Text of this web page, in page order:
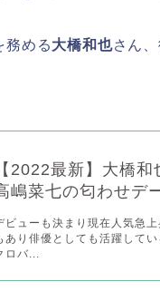
務める大橋和也さん
【2022最新】大橋
嶋菜七の匂わせデ
ビューも決まり現在人気急
あり俳優としても活躍して
ロバ...